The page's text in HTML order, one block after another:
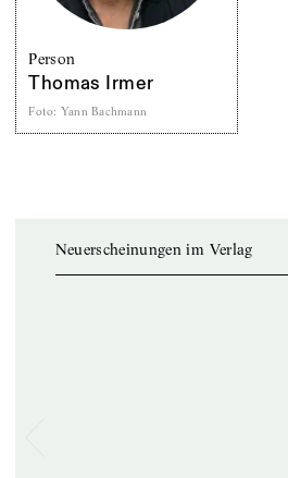
Person
Thomas Irmer
Foto: Yann Bachmann
Neuerscheinungen im Verlag